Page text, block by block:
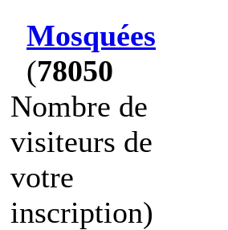
Mosquées
(78050
Nombre de
visiteurs de
votre
inscription)